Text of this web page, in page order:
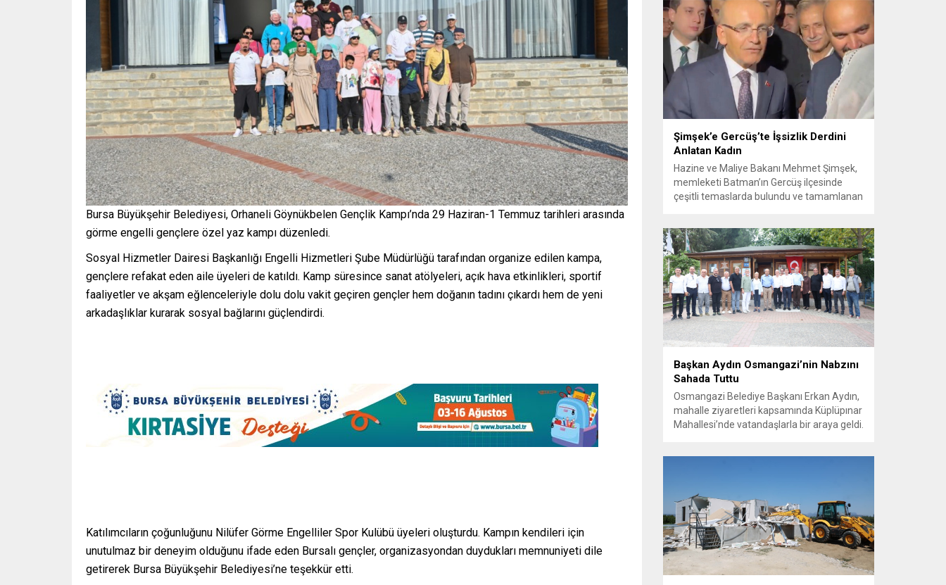
Bursa Büyükşehir Belediyesi, Orhaneli Göynükbelen Gençlik Kampı’nda 29 Haziran-1 Temmuz tarihleri arasında
görme engelli gençlere özel yaz kampı düzenledi.
Sosyal Hizmetler Dairesi Başkanlığı Engelli Hizmetleri Şube Müdürlüğü tarafından organize edilen kampa,
gençlere refakat eden aile üyeleri de katıldı. Kamp süresince sanat atölyeleri, açık hava etkinlikleri, sportif
faaliyetler ve akşam eğlenceleriyle dolu dolu vakit geçiren gençler hem doğanın tadını çıkardı hem de yeni
arkadaşlıklar kurarak sosyal bağlarını güçlendirdi.
Katılımcıların çoğunluğunu Nilüfer Görme Engelliler Spor Kulübü üyeleri oluşturdu. Kampın kendileri için
unutulmaz bir deneyim olduğunu ifade eden Bursalı gençler, organizasyondan duydukları memnuniyeti dile
getirerek Bursa Büyükşehir Belediyesi’ne teşekkür etti.
milletvekilleri arasında sözlü gerilim
yaşandı, daha sonra fiziksel arbede çıktı.
Görüşme sırasında İyi Parti ile MHP
milletvekilleri arasında söz düellosu
başladı; taraflar birbirlerini sert ifadelerle
eleştirdi. Tartışma...
Şimşek’e Gercüş’te İşsizlik Derdini
Anlatan Kadın
Hazine ve Maliye Bakanı Mehmet Şimşek,
memleketi Batman’ın Gercüş ilçesinde
çeşitli temaslarda bulundu ve tamamlanan
esnada bir yaşlı kadının çocuklarının
işsizliğine dair yakınmasını dinledi. Kadının
dertlerini Kürtçe olarak doğrudan Bakan
Şimşek’e aktarması, orada bulunanların
ilgisini çekti. Şimşek ise samimi bir...
Başkan Aydın Osmangazi’nin Nabzını
Sahada Tuttu
Osmangazi Belediye Başkanı Erkan Aydın,
mahalle ziyaretleri kapsamında Küplüpınar
Mahallesi’nde vatandaşlarla bir araya geldi.
vatandaşlarla güçlü ve doğrudan iletişim
kurmaya öncelik veren Osmangazi
Belediye Başkanı Erkan Aydın, sosyal
belediyecilik...